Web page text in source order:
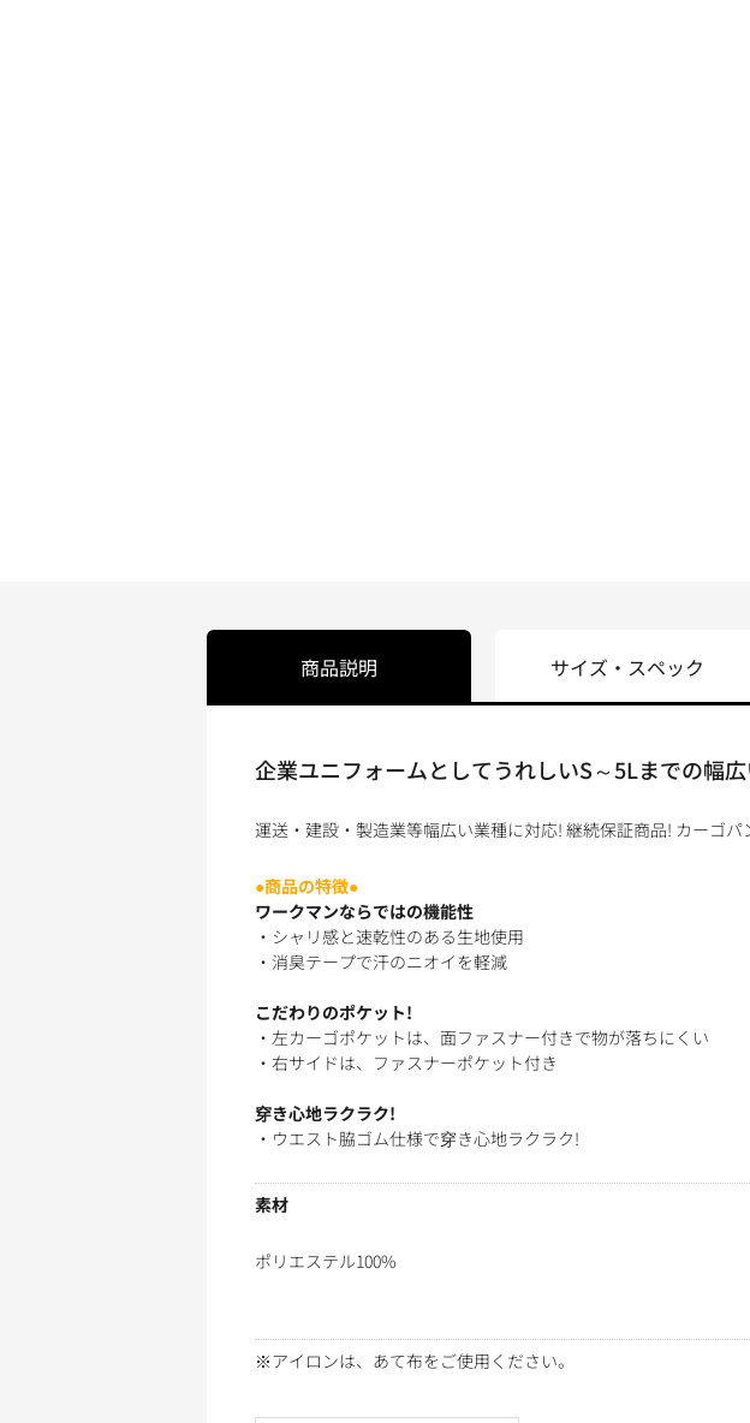
商品説明
企業ユニフォームとしてうれしいS～5Lまでの幅
運送・建設・製造業等幅広い業種に対応! 継続保証商品! カーゴパ
●商品の特徴●
ワークマンならではの機能性
・シャリ感と速乾性のある生地使用
・消臭テープで汗のニオイを軽減
こだわりのポケット!
・左カーゴポケットは、面ファスナー付きで物が落ちにくい
・右サイドは、ファスナーポケット付き
穿き心地ラクラク!
・ウエスト脇ゴム仕様で穿き心地ラクラク!
素材
ポリエステル100%
※アイロンは、あて布をご使用ください。
サイズ・スペック